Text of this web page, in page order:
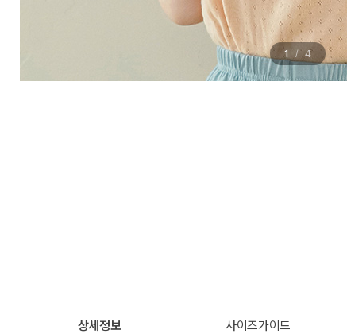
1 / 4
상세정보 사이즈가이드